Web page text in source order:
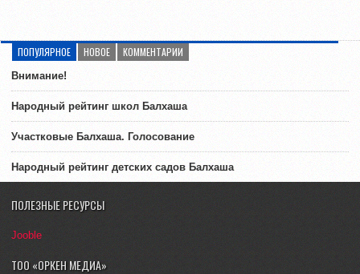
ПОПУЛЯРНОЕ НОВОЕ КОММЕНТАРИИ
Внимание!
Народный рейтинг школ Балхаша
Участковые Балхаша. Голосование
Народный рейтинг детских садов Балхаша
ПОЛЕЗНЫЕ РЕСУРСЫ
Jooble
ТОО «ОРКЕН МЕДИА»